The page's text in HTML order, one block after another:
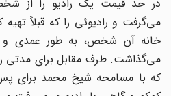
در حد قیمت یک رادیو را از
می‌گرفت و رادیوئی را که قبلاً تهیه
خانه آن شخص، به ‌طور عمدی و
می‌گذاشت. طرف مقابل برای مدتی
که با مسامحه شیخ محمد برای پس